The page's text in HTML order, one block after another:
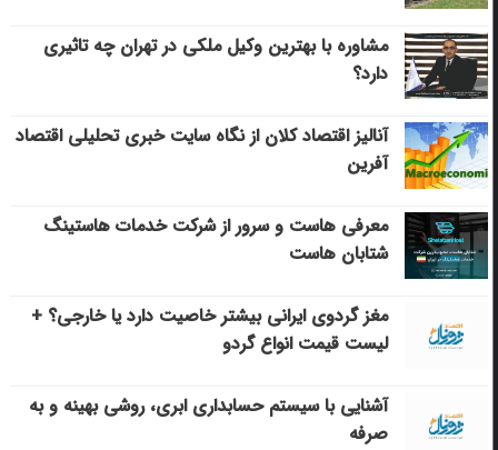
مشاوره با بهترین وکیل ملکی در تهران چه تاثیری
دارد؟
آنالیز اقتصاد کلان از نگاه سایت خبری تحلیلی اقتصاد
آفرین
معرفی هاست و سرور از شرکت خدمات هاستینگ
شتابان هاست
مغز گردوی ایرانی بیشتر خاصیت دارد یا خارجی؟ +
لیست قیمت انواع گردو
آشنایی با سیستم حسابداری ابری، روشی بهینه و به
صرفه